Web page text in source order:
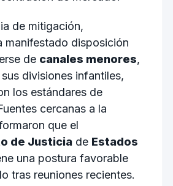
de mitigación,
manifestado disposición
de canales menores,
divisiones infantiles,
los estándares de
cercanas a la
que el
de Justiciade Estados
una postura favorable
tras reuniones recientes.